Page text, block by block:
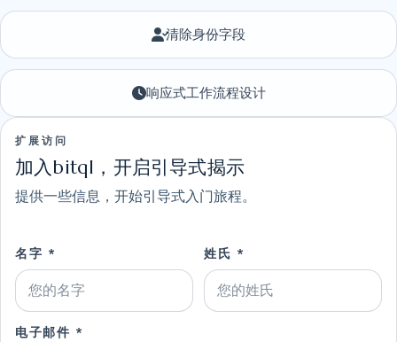
清除身份字段
响应式工作流程设计
扩展访问
加入bitql，开启引导式揭示
提供一些信息，开始引导式入门旅程。
名字 * 姓氏 *
电子邮件 *